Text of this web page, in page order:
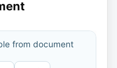
from document